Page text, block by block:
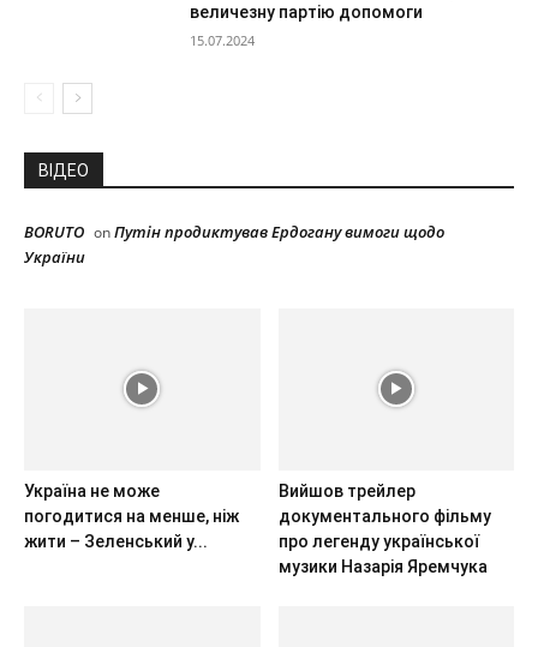
величезну партію допомоги
15.07.2024
ВІДЕО
BORUTO onПутін продиктував Ердогану вимоги щодо
України
Україна не може
погодитися на менше, ніж
жити – Зеленський у...
Вийшов трейлер
документального фільму
про легенду української
музики Назарія Яремчука